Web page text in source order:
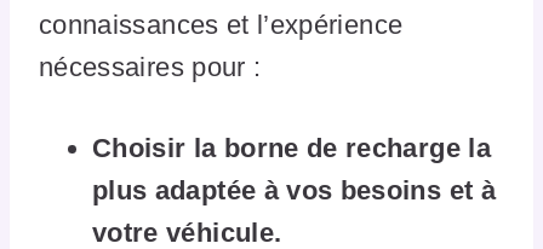
connaissances et l’expérience
nécessaires pour :
Choisir la borne de recharge la
plus adaptée à vos besoins et à
votre véhicule.